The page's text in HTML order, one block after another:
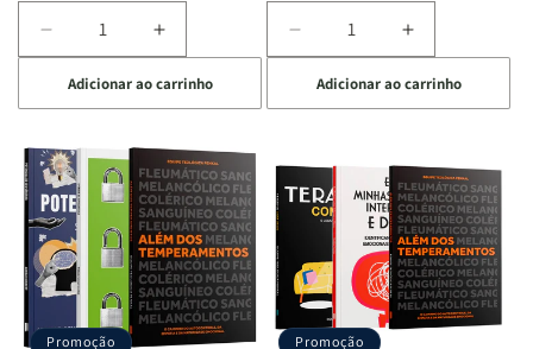
Diminuir
a
quantidade
de
Raizes
da
Alma
|
O
Vício
Agradar
Aumentar
a
quantidade
de
Raizes
da
Alma
|
O
Vício
de
Agradar
Adicionar ao carrinho
Diminuir
a
quantidade
de
Quarto
de
Guerra
Livro
+
Devocional
Aumentar
a
quantidade
de
Quarto
de
Guerra
|
Livro
+
Devocional
Adicionar ao carrinho
Promoção Promoção